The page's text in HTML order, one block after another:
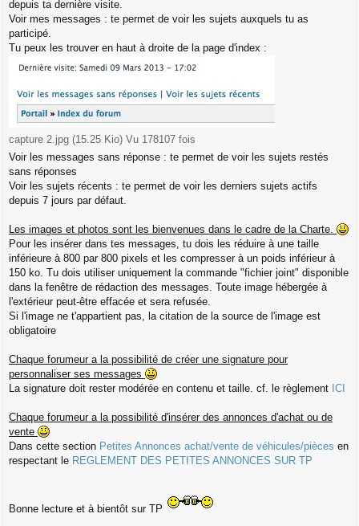
depuis ta dernière visite.
Voir mes messages : te permet de voir les sujets auxquels tu as
participé.
Tu peux les trouver en haut à droite de la page d'index :
capture 2.jpg (15.25 Kio) Vu 178107 fois
Voir les messages sans réponse : te permet de voir les sujets restés
sans réponses
Voir les sujets récents : te permet de voir les derniers sujets actifs
depuis 7 jours par défaut.
Les images et photos sont les bienvenues dans le cadre de la Charte.
Pour les insérer dans tes messages, tu dois les réduire à une taille
inférieure à 800 par 800 pixels et les compresser à un poids inférieur à
150 ko. Tu dois utiliser uniquement la commande "fichier joint" disponible
dans la fenêtre de rédaction des messages. Toute image hébergée à
l'extérieur peut-être effacée et sera refusée.
Si l'image ne t'appartient pas, la citation de la source de l'image est
obligatoire
Chaque forumeur a la possibilité de créer une signature pour
personnaliser ses messages
La signature doit rester modérée en contenu et taille. cf. le règlement ICI
Chaque forumeur a la possibilité d'insérer des annonces d'achat ou de
vente
Dans cette section Petites Annonces achat/vente de véhicules/pièces en
respectant le REGLEMENT DES PETITES ANNONCES SUR TP
Bonne lecture et à bientôt sur TP